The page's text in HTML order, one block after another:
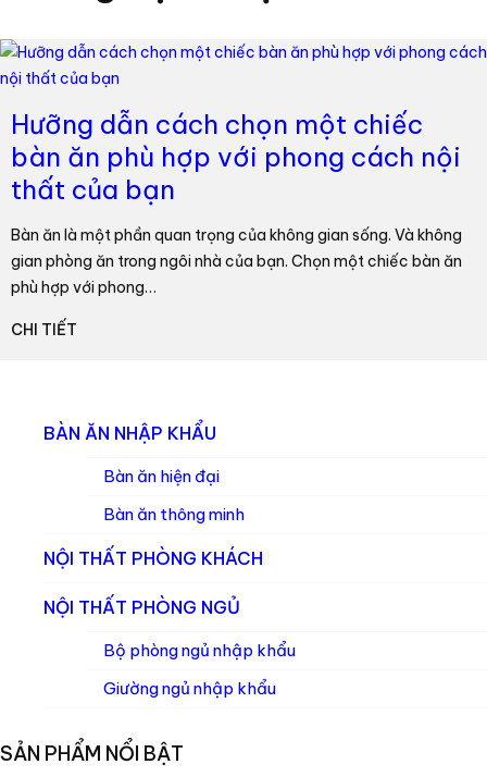
Hưỡng dẫn cách chọn một chiếc
bàn ăn phù hợp với phong cách nội
thất của bạn
Bàn ăn là một phần quan trọng của không gian sống. Và không
gian phòng ăn trong ngôi nhà của bạn. Chọn một chiếc bàn ăn
phù hợp với phong…
CHI TIẾT
BÀN ĂN NHẬP KHẨU
Bàn ăn hiện đại
Bàn ăn thông minh
NỘI THẤT PHÒNG KHÁCH
NỘI THẤT PHÒNG NGỦ
Bộ phòng ngủ nhập khẩu
Giường ngủ nhập khẩu
SẢN PHẨM NỔI BẬT